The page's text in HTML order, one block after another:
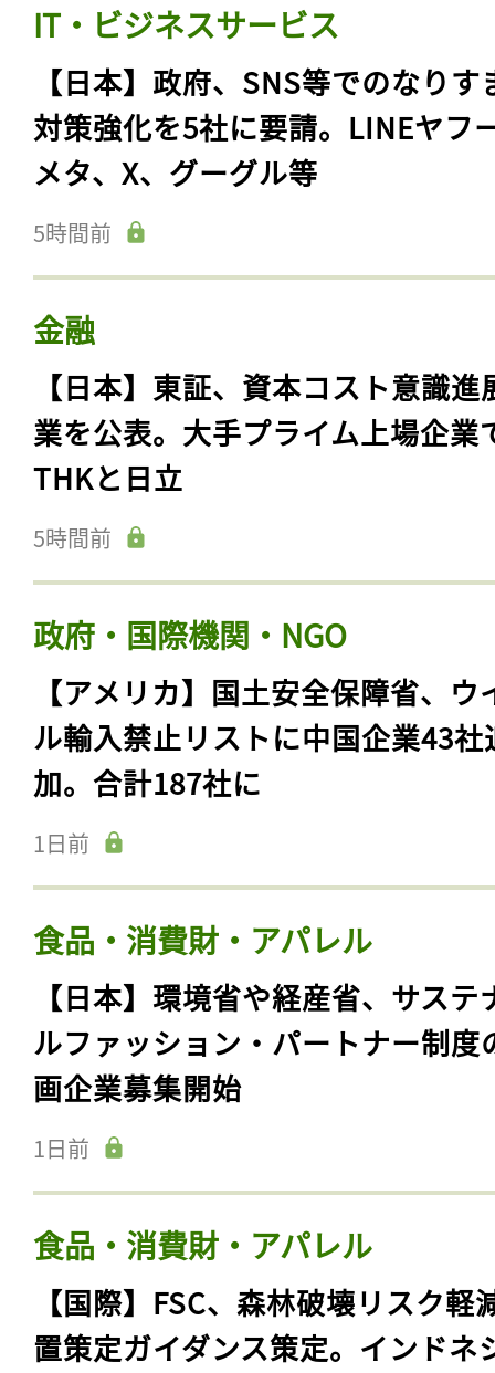
IT・ビジネスサービス
【日本】政府、SNS等でのなりす
対策強化を5社に要請。LINEヤフ
メタ、X、グーグル等
5時間前
金融
【日本】東証、資本コスト意識進
業を公表。大手プライム上場企業
THKと日立
5時間前
政府・国際機関・NGO
【アメリカ】国土安全保障省、ウ
ル輸入禁止リストに中国企業43社
加。合計187社に
1日前
食品・消費財・アパレル
【日本】環境省や経産省、サステ
ルファッション・パートナー制度
画企業募集開始
1日前
食品・消費財・アパレル
【国際】FSC、森林破壊リスク軽
置策定ガイダンス策定。インドネ